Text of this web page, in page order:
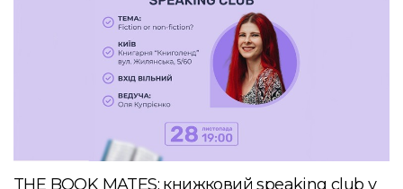
THE BOOK MATES: книжковий speaking club у